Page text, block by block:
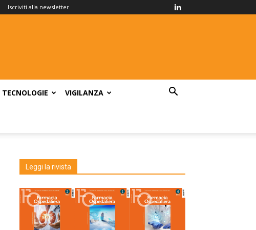
Iscriviti alla newsletter
TECNOLOGIE VIGILANZA
Leggi la rivista